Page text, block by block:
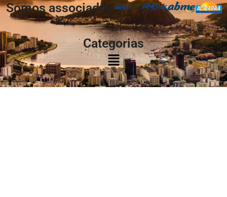
Somos associados
à:
Categorias